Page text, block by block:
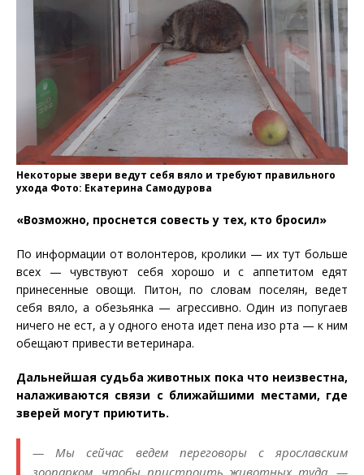
Некоторые звери ведут себя вяло и требуют правильного
ухода Фото: Екатерина Самодурова
«Возможно, проснется совесть у тех, кто бросил»
По информации от волонтеров, кролики — их тут больше
всех — чувствуют себя хорошо и с аппетитом едят
принесенные овощи. Питон, по словам поселян, ведет
себя вяло, а обезьянка — агрессивно. Один из попугаев
ничего не ест, а у одного енота идет пена изо рта — к ним
обещают привести ветеринара.
Дальнейшая судьба животных пока что неизвестна,
налаживаются связи с ближайшими местами, где
зверей могут приютить.
— Мы сейчас ведем переговоры с ярославским
зоопарком, чтобы пристроить животных туда, —